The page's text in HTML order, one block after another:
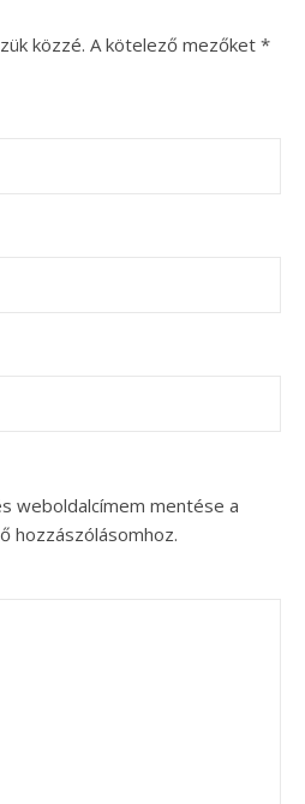
közzé. A kötelező mezőket *
weboldalcímem mentése a
hozzászólásomhoz.